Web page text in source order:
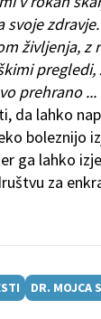
življenja, z
pregledi,
prehrano ...
da lahko
boleznijo
ga lahko
za
DR. MOJCA